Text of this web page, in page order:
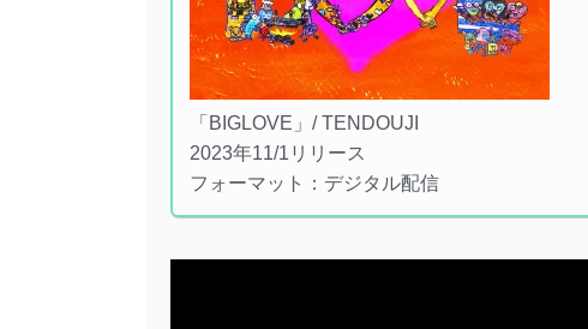
「BIGLOVE」/ TENDOUJI
2023年11/1リリース
フォーマット：デジタル配信